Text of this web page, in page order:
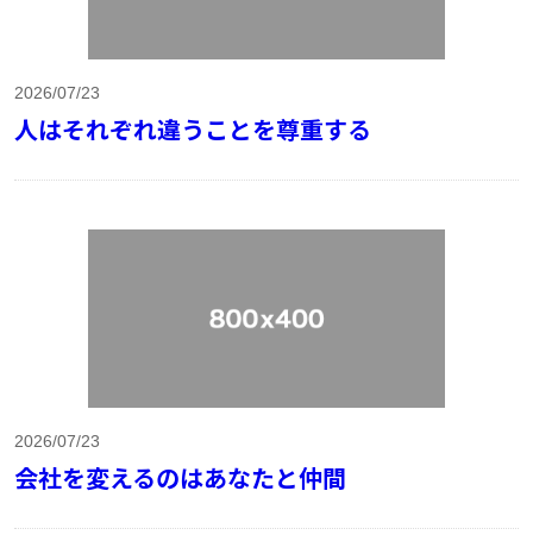
人はそれぞれ違うことを尊重する
2026/07/23
会社を変えるのはあなたと仲間
2026/07/23